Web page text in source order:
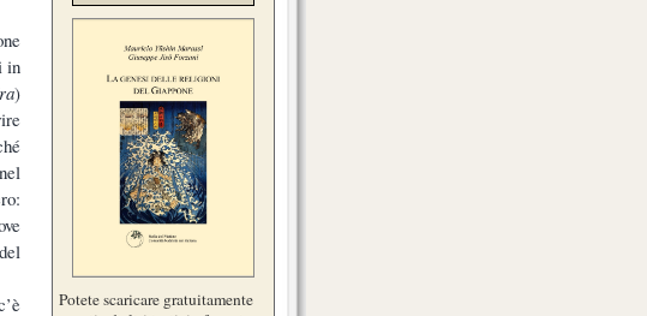
in
)
Potete scaricare gratuitamente